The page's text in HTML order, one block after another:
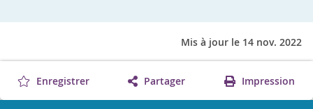
Mis à jour le 14 nov. 2022
Enregistrer Partager Impression